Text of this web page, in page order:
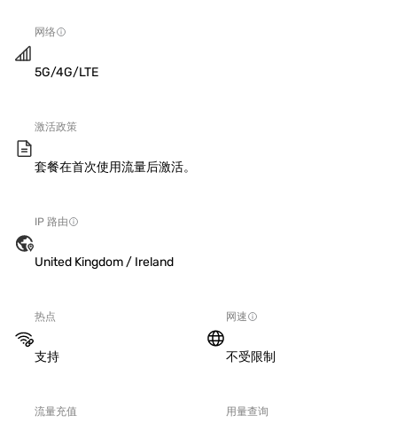
网络
5G/4G/LTE
激活政策
套餐在首次使用流量后激活。
IP 路由
United Kingdom / Ireland
热点
支持
网速
不受限制
流量充值 用量查询